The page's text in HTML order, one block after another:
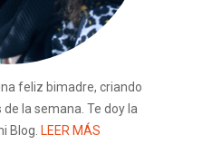
feliz bimadre, criando
de la semana. Te doy la
Blog. LEER MÁS